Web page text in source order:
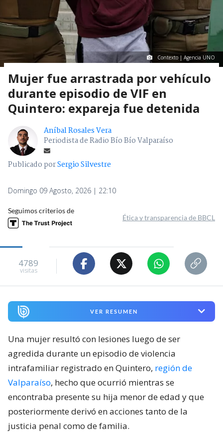
Contexto | Agencia UNO
Mujer fue arrastrada por vehículo
durante episodio de VIF en
Quintero: expareja fue detenida
Aníbal Rosales Vera
Periodista de Radio Bío Bío Valparaíso
Publicado porSergio Silvestre
Domingo 09 Agosto, 2026 | 22:10
Seguimos criterios de
Ética y transparencia de BBCL
4789
visitas
VER RESUMEN
Una mujer resultó con lesiones luego de ser
agredida durante un episodio de violencia
intrafamiliar registrado en Quintero, región de
Valparaíso, hecho que ocurrió mientras se
encontraba presente su hija menor de edad y que
posteriormente derivó en acciones tanto de la
justicia penal como de familia.